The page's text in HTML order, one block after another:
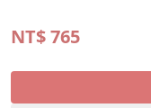
NT$765